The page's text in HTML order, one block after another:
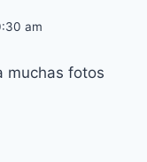
am
muchas fotos